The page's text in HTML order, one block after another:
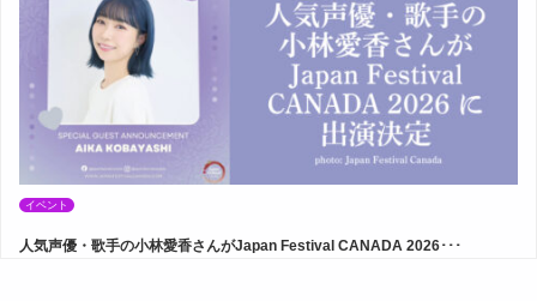
イベント
人気声優・歌手の小林愛香さんがJapan Festival CANADA 2026･･･